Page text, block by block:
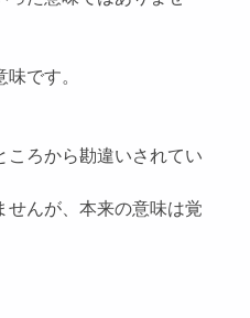
です。
ろから勘違いされてい
せんが、本来の意味は覚